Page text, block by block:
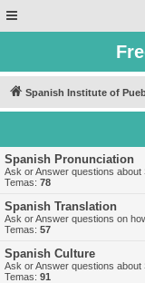
Spanish Institute of
Spanish Pronunciation
Ask or Answer questions about
Temas: 78
Spanish Translation
Ask or Answer questions on
Temas: 57
Spanish Culture
Ask or Answer questions about
Temas: 91